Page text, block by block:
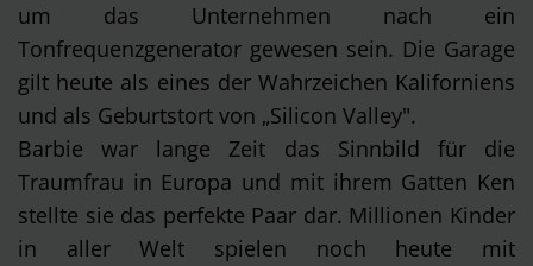
um das Unternehmen nach ein
Tonfrequenzgenerator gewesen sein. Die Garage
gilt heute als eines der Wahrzeichen Kaliforniens
und als Geburtstort von „Silicon Valley".
Barbie war lange Zeit das Sinnbild für die
Traumfrau in Europa und mit ihrem Gatten Ken
stellte sie das perfekte Paar dar. Millionen Kinder
in aller Welt spielen noch heute mit